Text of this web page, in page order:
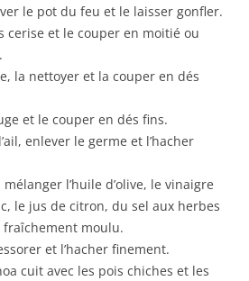
le pot du feu et le laisser gonfler.
cerise et le couper en moitié ou
la nettoyer et la couper en dés
et le couper en dés fins.
enlever le germe et l’hacher
mélanger l’huile d’olive, le vinaigre
le jus de citron, du sel aux herbes
moulu.
et l’hacher finement.
cuit avec les pois chiches et les